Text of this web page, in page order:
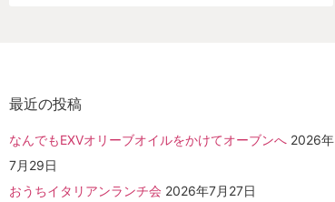
最近の投稿
なんでもEXVオリーブオイルをかけてオーブンへ 2026年
7月29日
おうちイタリアンランチ会 2026年7月27日